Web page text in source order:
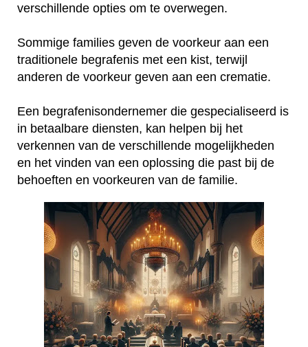
verschillende opties om te overwegen.
Sommige families geven de voorkeur aan een
traditionele begrafenis met een kist, terwijl
anderen de voorkeur geven aan een crematie.
Een begrafenisondernemer die gespecialiseerd is
in betaalbare diensten, kan helpen bij het
verkennen van de verschillende mogelijkheden
en het vinden van een oplossing die past bij de
behoeften en voorkeuren van de familie.